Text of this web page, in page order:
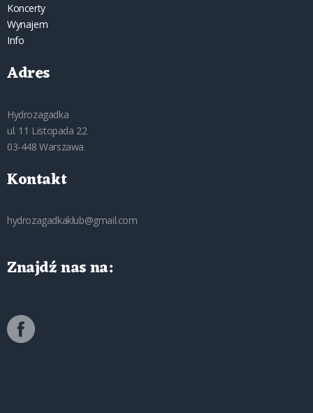
Koncerty
Wynajem
Info
Adres
Hydrozagadka
ul. 11 Listopada 22
03-448 Warszawa
Kontakt
hydrozagadkaklub@gmail.com
Znajdź nas na: